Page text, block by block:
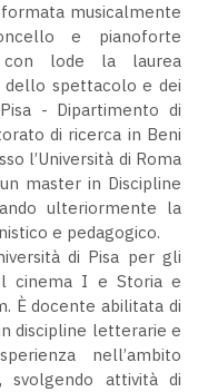
formata musicalmente
e pianoforte
con lode la laurea
dello spettacolo e dei
- Dipartimento di
di ricerca in Beni
l’Università di Roma
master in Discipline
ulteriormente la
e pedagogico.
di Pisa per gli
cinema I e Storia e
È docente abilitata di
discipline letterarie e
nell’ambito
svolgendo attività di